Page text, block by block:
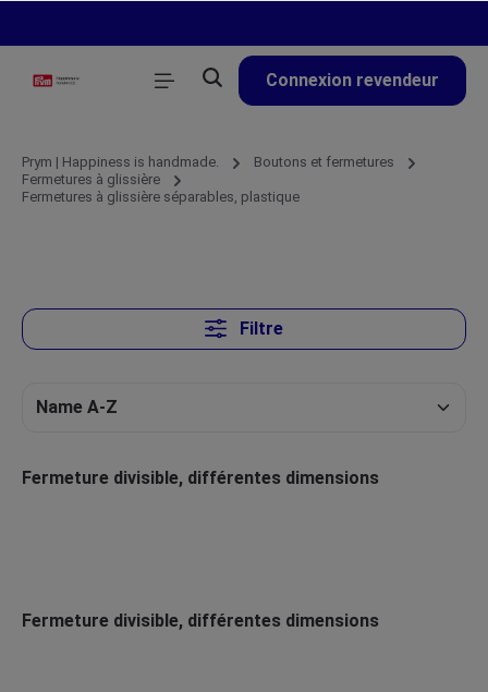
Connexion revendeur
Prym | Happiness is handmade.
Boutons et fermetures
Fermetures à glissière
Fermetures à glissière séparables, plastique
Filtre
Fermeture divisible, différentes dimensions
Fermeture divisible, différentes dimensions